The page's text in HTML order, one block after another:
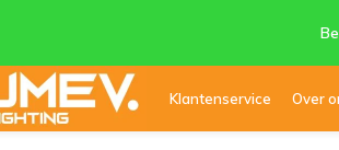
Klantenservice Over